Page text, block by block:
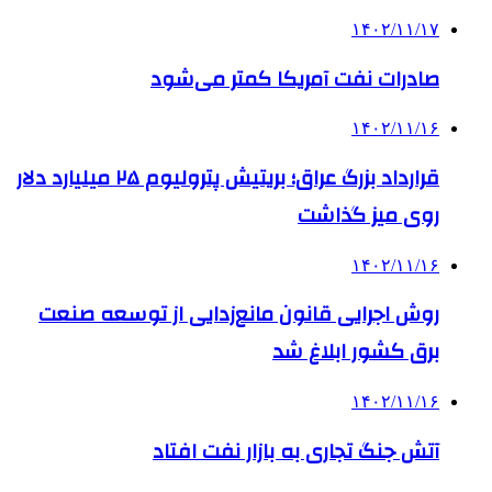
۱۴۰۲/۱۱/۱۷
صادرات نفت آمریکا کمتر می‌شود
۱۴۰۲/۱۱/۱۶
قرارداد بزرگ عراق؛ بریتیش پترولیوم ۲۵ میلیارد دلار
روی میز گذاشت
۱۴۰۲/۱۱/۱۶
روش اجرایی قانون مانع‌زدایی از توسعه صنعت
برق کشور ابلاغ شد
۱۴۰۲/۱۱/۱۶
آتش جنگ تجاری به بازار نفت افتاد